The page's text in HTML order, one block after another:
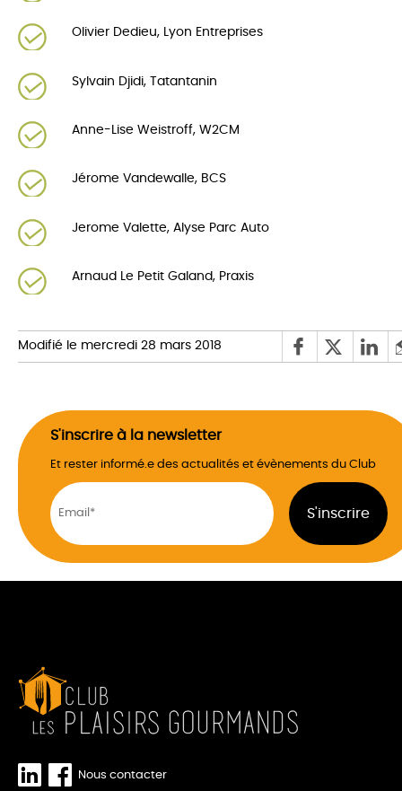
Olivier Dedieu, Lyon Entreprises
Sylvain Djidi, Tatantanin
Anne-Lise Weistroff, W2CM
Jérome Vandewalle, BCS
Jerome Valette, Alyse Parc Auto
Arnaud Le Petit Galand, Praxis
Modifié le mercredi 28 mars 2018
S'inscrire à la newsletter
Et rester informé.e des actualités et évènements du Club
Nous contacter